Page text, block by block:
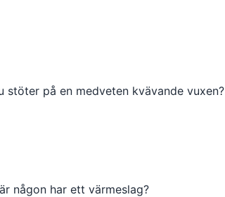
på en medveten kvävande vuxen?
någon har ett värmeslag?